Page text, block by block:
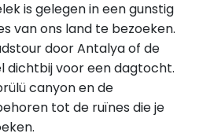
is gelegen in een gunstig
van ons land te bezoeken.
door Antalya of de
dichtbij voor een dagtocht.
canyon en de
tot de ruïnes die je